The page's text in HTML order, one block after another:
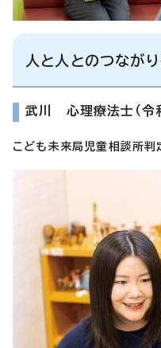
人と人とのつなが
武川 心理療法士（令
こども未来局児童相談所判